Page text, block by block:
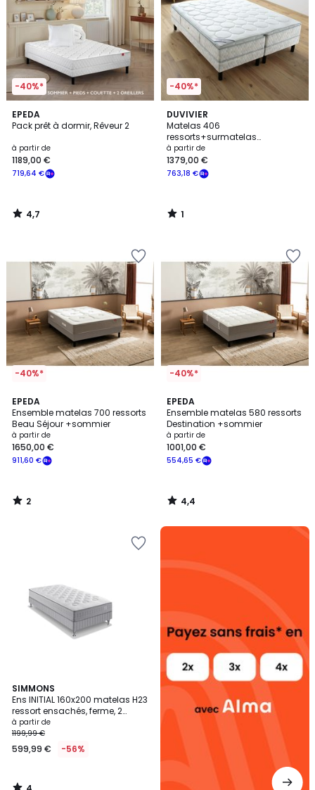
-40%*
EPEDA
Pack prêt à dormir, Rêveur 2
à partir de
719,64 €
1189,00 €
4,7
/ 5
4,7
/
-40%*
DUVIVIER
Matelas 406
ressorts+surmatelas
mousse+sommier
à partir de
763,18 €
1379,00 €
1
/
5
1
/
-40%*
EPEDA
Ensemble matelas 700 ressorts
Beau Séjour +sommier
à partir de
911,60 €
1650,00 €
2
/
5
2
/
-40%*
EPEDA
Ensemble matelas 580 ressorts
Destination +sommier
à partir de
554,65 €
1001,00 €
4,4
/ 5
4,4
/
SIMMONS
Ens INITIAL 160x200 matelas H23
ressort ensachés, ferme, 2
sommiers
à partir de
1199,99 €
599,99 € -56%
4
/
5
Alma
sans